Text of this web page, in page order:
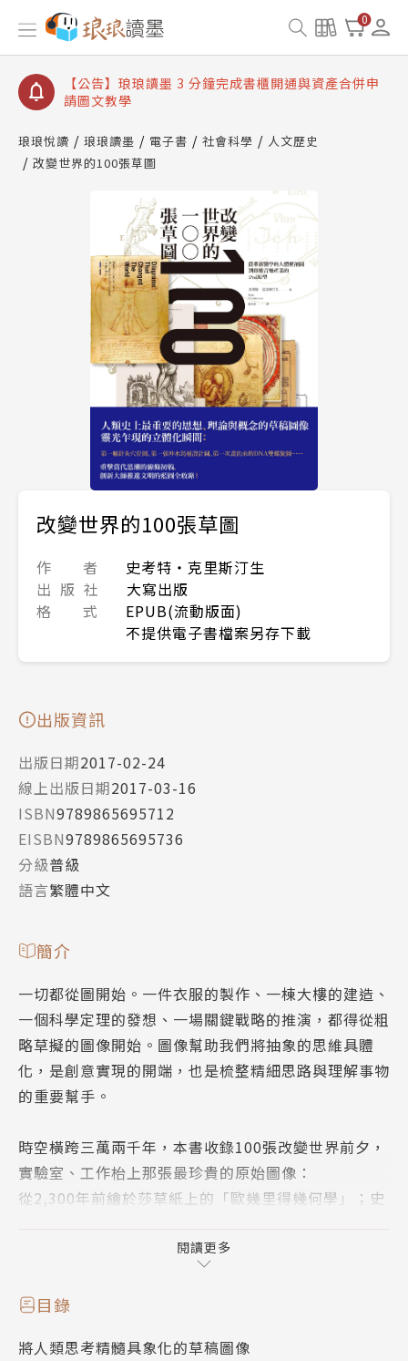
0
【公告】琅琅讀墨數位閱讀資產合併與書櫃開通申請
【公告】琅琅讀墨書櫃開通常見問題
【公告】琅琅讀墨 3 分鐘完成書櫃開通與資產合併申
請圖文教學
查詢
【公告】琅琅讀墨數位閱讀資產合併與書櫃開通申請
琅琅悅讀 琅琅讀墨 電子書 社會科學
人文歷史
改變世界的100張草圖
改變世界的100張草圖
作 者
史考特‧克里斯汀生
出 版 社
大寫出版
格 式
EPUB(流動版面)
不提供電子書檔案另存下載
出版資訊
出版日期2017-02-24
線上出版日期2017-03-16
ISBN9789865695712
EISBN9789865695736
分級普級
語言繁體中文
簡介
一切都從圖開始。一件衣服的製作、一棟大樓的建造、
一個科學定理的發想、一場關鍵戰略的推演，都得從粗
略草擬的圖像開始。圖像幫助我們將抽象的思維具體
化，是創意實現的開端，也是梳整精細思路與理解事物
的重要幫手。
時空橫跨三萬兩千年，本書收錄100張改變世界前夕，
實驗室、工作枱上那張最珍貴的原始圖像：
從2,300年前繪於莎草紙上的「歐幾里得幾何學」；史
人體奧祕、徹底革新解剖學界的《論人體解剖》；電
池、腳踏車、電話、燈泡、汽車、電視等新興科技的發
想草圖；佛洛伊德解釋心理架構的手繪圖表；到簡約優
閱讀更多
目錄
將人類思考精髓具象化的草稿圖像